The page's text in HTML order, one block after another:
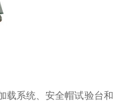
载系统、安全帽试验台和